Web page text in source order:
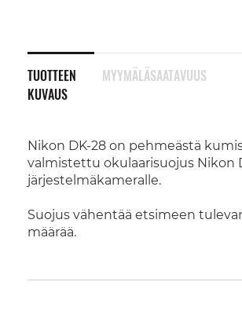
TUOTTEEN
KUVAUS
Nikon DK-28 on pehmeästä
valmistettu okulaarisuojus Nikon
järjestelmäkameralle.
Suojus vähentää etsimeen
määrää.
MYYMÄLÄSAATAVUUS